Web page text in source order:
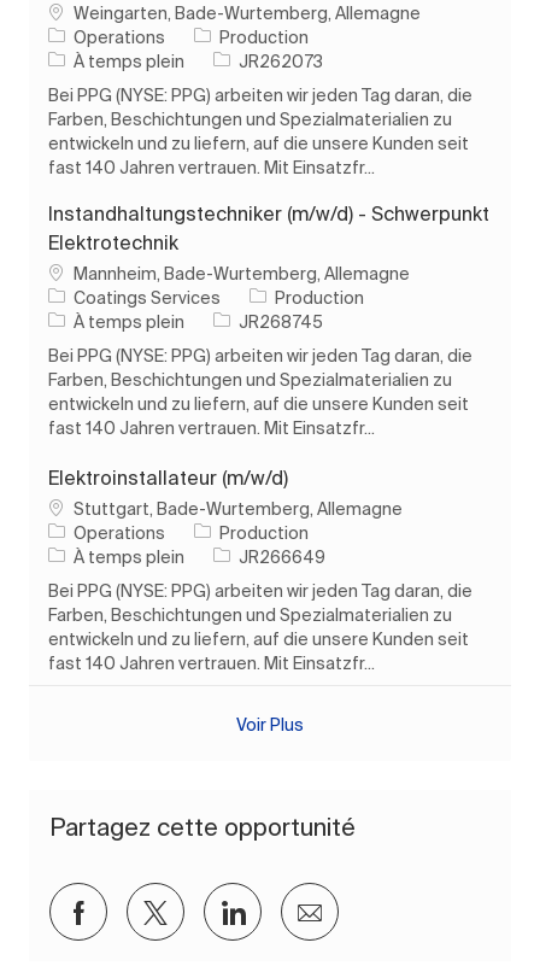
Emplacement
Weingarten, Bade-Wurtemberg, Allemagne
Operations
Catégorie
Production
Type d’emploi
À temps plein ID de l’emploi
JR262073
Bei PPG (NYSE: PPG) arbeiten wir jeden Tag daran, die
Farben, Beschichtungen und Spezialmaterialien zu
entwickeln und zu liefern, auf die unsere Kunden seit
fast 140 Jahren vertrauen. Mit Einsatzfr...
Instandhaltungstechniker (m/w/d) - Schwerpunkt
Elektrotechnik
Emplacement
Mannheim, Bade-Wurtemberg, Allemagne
Coatings Services
Catégorie
Production
Type d’emploi
À temps plein ID de l’emploi
JR268745
Bei PPG (NYSE: PPG) arbeiten wir jeden Tag daran, die
Farben, Beschichtungen und Spezialmaterialien zu
entwickeln und zu liefern, auf die unsere Kunden seit
fast 140 Jahren vertrauen. Mit Einsatzfr...
Elektroinstallateur (m/w/d)
Emplacement
Stuttgart, Bade-Wurtemberg, Allemagne
Operations
Catégorie
Production
Type d’emploi
À temps plein ID de l’emploi
JR266649
Bei PPG (NYSE: PPG) arbeiten wir jeden Tag daran, die
Farben, Beschichtungen und Spezialmaterialien zu
entwickeln und zu liefern, auf die unsere Kunden seit
fast 140 Jahren vertrauen. Mit Einsatzfr...
Voir Plus
Partagez cette opportunité
Partager via Facebook
Partager via twitter
Partager via LinkedIn
Partager par e-mail